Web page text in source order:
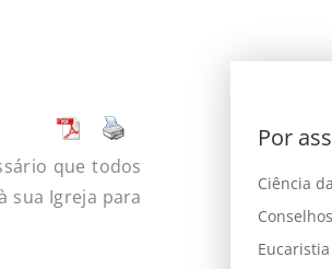
que todos
sua Igreja para
Por
Ciência
Eucaristia